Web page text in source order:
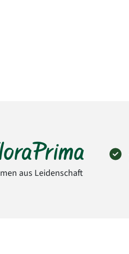
aus Leidenschaft